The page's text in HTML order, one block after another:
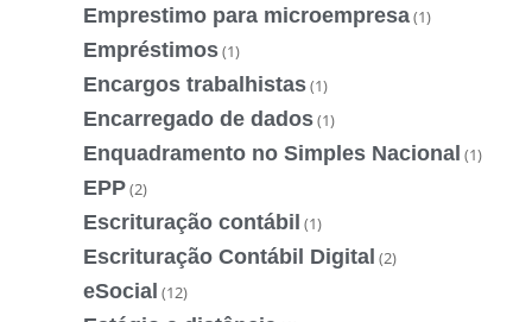
Emprestimo para microempresa(1)
Empréstimos(1)
Encargos trabalhistas(1)
Encarregado de dados(1)
Enquadramento no Simples Nacional (1)
EPP(2)
Escrituração contábil (1)
Escrituração Contábil Digital (2)
eSocial (12)